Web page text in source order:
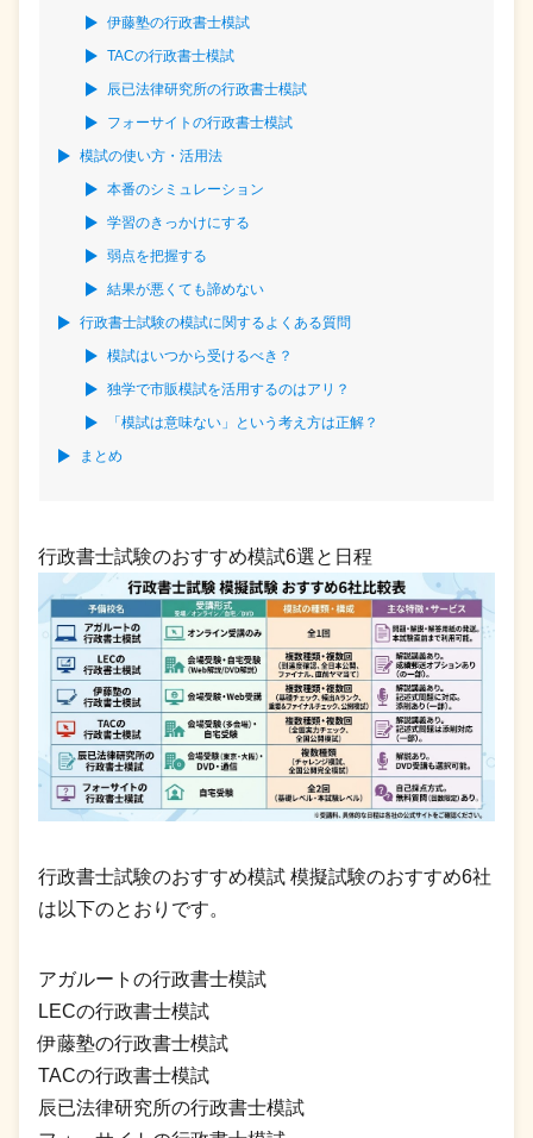
伊藤塾の行政書士模試
TACの行政書士模試
辰已法律研究所の行政書士模試
フォーサイトの行政書士模試
模試の使い方・活用法
本番のシミュレーション
学習のきっかけにする
弱点を把握する
結果が悪くても諦めない
行政書士試験の模試に関するよくある質問
模試はいつから受けるべき？
独学で市販模試を活用するのはアリ？
「模試は意味ない」という考え方は正解？
まとめ
行政書士試験のおすすめ模試6選と日程
行政書士試験のおすすめ模試 模擬試験のおすすめ6社
は以下のとおりです。
アガルートの行政書士模試
LECの行政書士模試
伊藤塾の行政書士模試
TACの行政書士模試
辰已法律研究所の行政書士模試